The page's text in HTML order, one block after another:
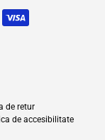
de retur
de accesibilitate